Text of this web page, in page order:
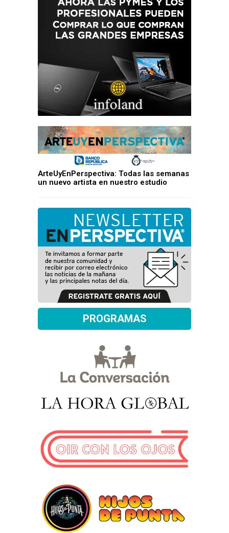
ArteUyEnPerspectiva: Todas las semanas
un nuevo artista en nuestro estudio
PROGRAMAS